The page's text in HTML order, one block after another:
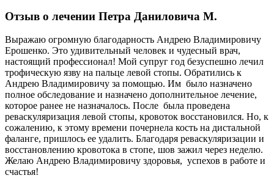
Отзыв о лечении Петра Даниловича М.
Выражаю огромную благодарность Андрею Владимировичу
Ерошенко. Это удивительный человек и чудесный врач,
настоящий профессионал! Мой супруг год безуспешно лечил
трофическую язву на пальце левой стопы. Обратились к
Андрею Владимировичу за помощью. Им было назначено
полное обследование и назначено дополнительное лечение,
которое ранее не назначалось. После была проведена
реваскуляризация левой стопы, кровоток восстановился. Но, к
сожалению, к этому времени почернела кость на дистальной
фаланге, пришлось ее удалить. Благодаря реваскуляризации и
восстановлению кровотока в стопе, шов зажил через неделю.
Желаю Андрею Владимировичу здоровья, успехов в работе и
счастья!